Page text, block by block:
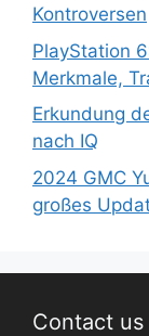
Kontroversen
PlayStation
Merkmale,
Erkundung
nach IQ
2024 GMC
großes
Contact us